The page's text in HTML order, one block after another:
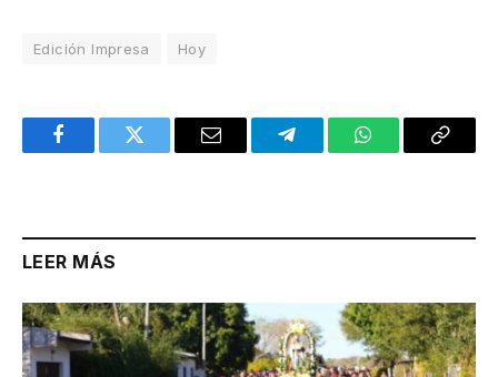
Edición Impresa Hoy
FacebookTwitter Email TelegramWhatsAppCopy
LEER MÁS